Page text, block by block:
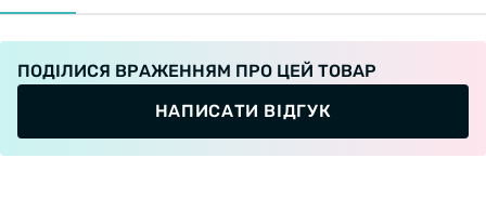
ПОДІЛИСЯ ВРАЖЕННЯМ ПРО ЦЕЙ ТОВАР
НАПИСАТИ ВІДГУК